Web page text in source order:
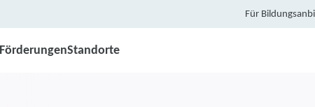
Für
FörderungenStandorte